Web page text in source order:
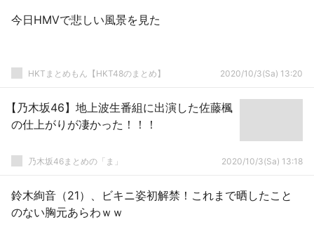
今日HMVで悲しい風景を見た
HKTまとめもん【HKT48のまとめ】 2020/10/3(Sa) 13:20
【乃木坂46】地上波生番組に出演した佐藤楓
の仕上がりが凄かった！！！
乃木坂46まとめの「ま」 2020/10/3(Sa) 13:18
鈴木絢音（21）、ビキニ姿初解禁！これまで晒したこと
のない胸元あらわｗｗ